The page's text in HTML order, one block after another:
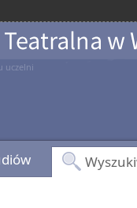
uczelni